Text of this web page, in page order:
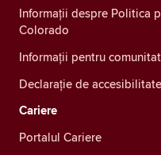
Informații despre Politica
Colorado
Informații pentru
Declarație de accesibilitate
Cariere
Portalul Cariere